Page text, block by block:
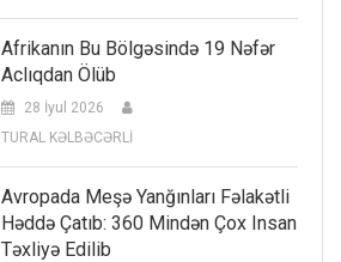
Afrikanın Bu Bölgəsində 19 Nəfər
Aclıqdan Ölüb
28 İyul 2026
TURAL KƏLBƏCƏRLİ
Avropada Meşə Yanğınları Fəlakətli
Həddə Çatıb: 360 Mindən Çox Insan
Təxliyə Edilib